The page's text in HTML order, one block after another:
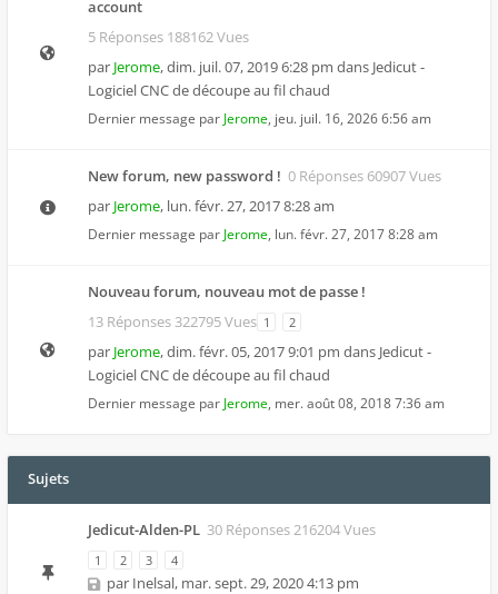
account
5 Réponses 188162 Vues
par Jerome,dim. juil. 07, 2019 6:28 pm dans Jedicut -
Logiciel CNC de découpe au fil chaud
Dernier message par Jerome, jeu. juil. 16, 2026 6:56 am
New forum, new password ! 0 Réponses 60907 Vues
par Jerome, lun. févr. 27, 2017 8:28 am
Dernier message par Jerome, lun. févr. 27, 2017 8:28 am
Nouveau forum, nouveau mot de passe !
13 Réponses 322795 Vues 1 2
par Jerome,dim. févr. 05, 2017 9:01 pm dans Jedicut -
Logiciel CNC de découpe au fil chaud
Dernier message par Jerome, mer. août 08, 2018 7:36 am
Sujets
Jedicut-Alden-PL 30 Réponses 216204 Vues
1 2 3 4
par Inelsal, mar. sept. 29, 2020 4:13 pm